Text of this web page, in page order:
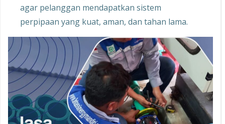
agar pelanggan mendapatkan sistem
perpipaan yang kuat, aman, dan tahan lama.